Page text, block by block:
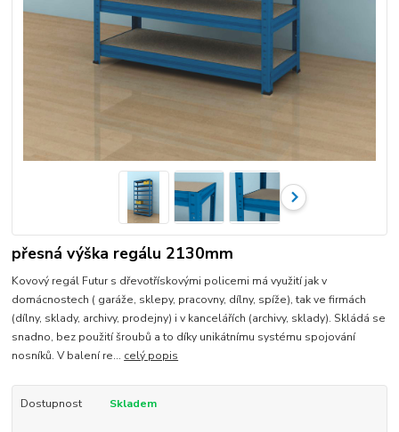
přesná výška regálu 2130mm
Kovový regál Futur s dřevotřískovými policemi má využití jak v
domácnostech ( garáže, sklepy, pracovny, dílny, spíže), tak ve firmách
(dílny, sklady, archivy, prodejny) i v kancelářích (archivy, sklady). Skládá se
snadno, bez použití šroubů a to díky unikátnímu systému spojování
nosníků. V balení re... celý popis
Dostupnost Skladem